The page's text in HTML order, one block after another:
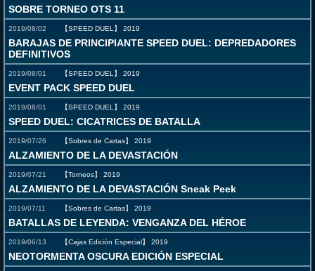
SOBRE TORNEO OTS 11
2019/08/02 【SPEED DUEL】 2019
BARAJAS DE PRINCIPIANTE SPEED DUEL: DEPREDADORES
DEFINITIVOS
2019/08/01 【SPEED DUEL】 2019
EVENT PACK SPEED DUEL
2019/08/01 【SPEED DUEL】 2019
SPEED DUEL: CICATRICES DE BATALLA
2019/07/26 【Sobres de Cartas】 2019
ALZAMIENTO DE LA DEVASTACIÓN
2019/07/21 【Torneos】 2019
ALZAMIENTO DE LA DEVASTACIÓN Sneak Peek
2019/07/11 【Sobres de Cartas】 2019
BATALLAS DE LEYENDA: VENGANZA DEL HÉROE
2019/06/13 【Cajas Edición Especial】 2019
NEOTORMENTA OSCURA EDICIÓN ESPECIAL